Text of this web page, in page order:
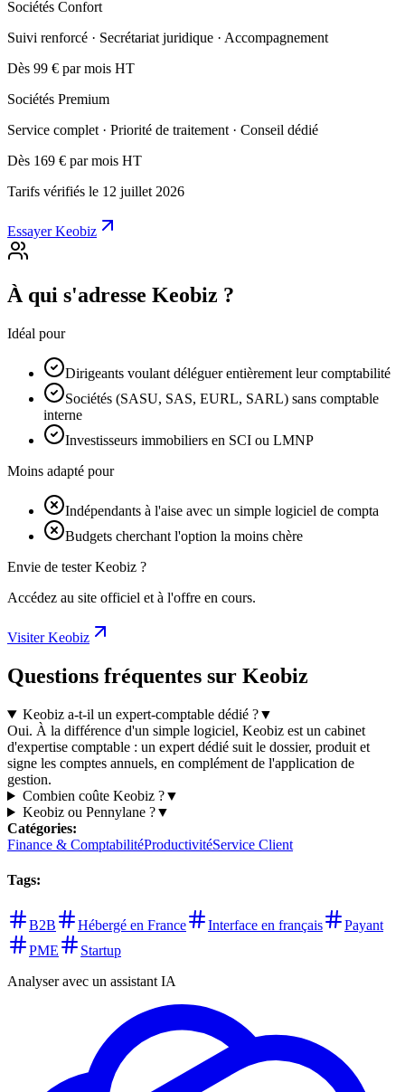
Sociétés Confort
Suivi renforcé · Secrétariat juridique · Accompagnement
Dès 99 € par mois HT
Sociétés Premium
Service complet · Priorité de traitement · Conseil dédié
Dès 169 € par mois HT
Tarifs vérifiés le 12 juillet 2026
Essayer Keobiz
À qui s'adresse Keobiz ?
Idéal pour
Dirigeants voulant déléguer entièrement leur comptabilité
Sociétés (SASU, SAS, EURL, SARL) sans comptable
interne
Investisseurs immobiliers en SCI ou LMNP
Moins adapté pour
Indépendants à l'aise avec un simple logiciel de compta
Budgets cherchant l'option la moins chère
Envie de tester Keobiz ?
Accédez au site officiel et à l'offre en cours.
Visiter Keobiz
Questions fréquentes sur Keobiz
Keobiz a-t-il un expert-comptable dédié ?▼
Oui. À la différence d'un simple logiciel, Keobiz est un cabinet
d'expertise comptable : un expert dédié suit le dossier, produit et
signe les comptes annuels, en complément de l'application de
gestion.
Combien coûte Keobiz ?▼
Keobiz ou Pennylane ?▼
Catégories:
Finance & ComptabilitéProductivitéService Client
Tags:
B2B Hébergé en France Interface en français
Payant
PME
Startup
Analyser avec un assistant IA